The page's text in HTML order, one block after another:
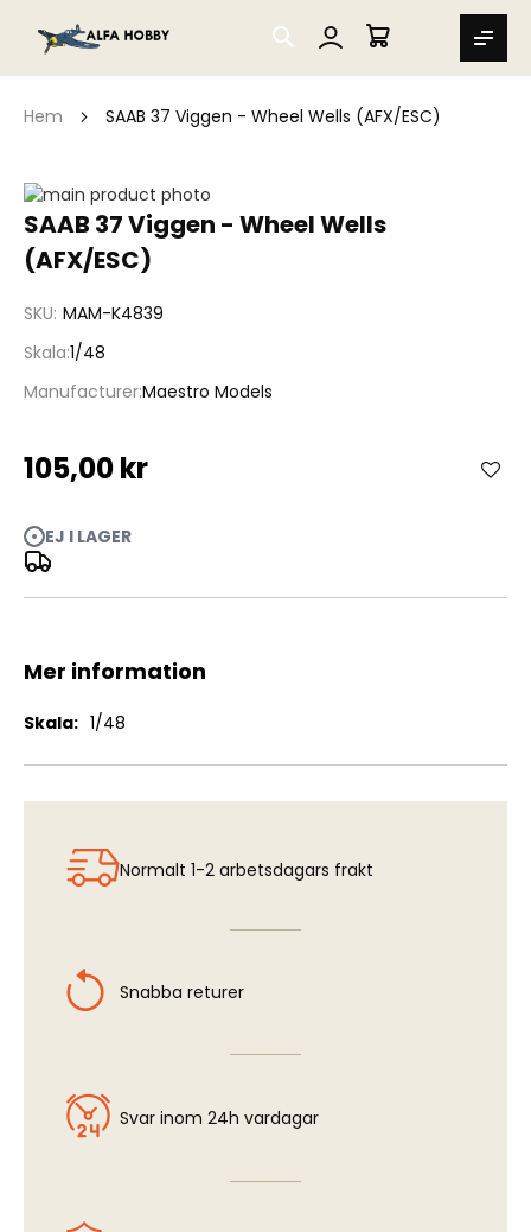
SEARCH
MIN VARUKORG
Hem SAAB 37 Viggen - Wheel Wells (AFX/ESC)
SAAB 37 Viggen - Wheel Wells
(AFX/ESC)
SKU MAM-K4839
Skala 1/48
ManufacturerMaestro Models
105,00 kr
EJ I LAGER
Hoppa
till
slutet
av
Hoppa
till
början
bildgalleriet
Mer information
Mer
1/48
Normalt 1-2 arbetsdagars frakt
Snabba returer
Svar inom 24h vardagar